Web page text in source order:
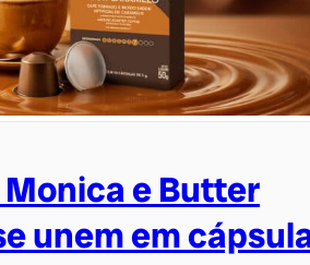
e Butter
unem em